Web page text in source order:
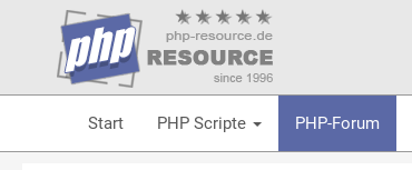
Start PHP Scripte PHP-Forum